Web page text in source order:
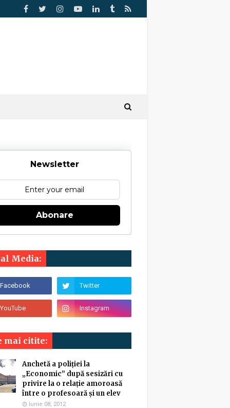
Newsletter
Abonare
Media:
mai citite:
Anchetă a poliției la
„Economic” după sesizări cu
privire la o relație amoroasă
între o profesoară și un elev
Iunie 08, 2012